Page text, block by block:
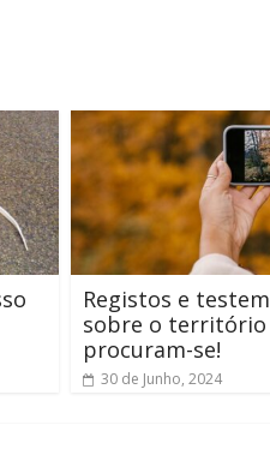
Registos e
sobre o território
procuram-se!
30 de Junho, 2024